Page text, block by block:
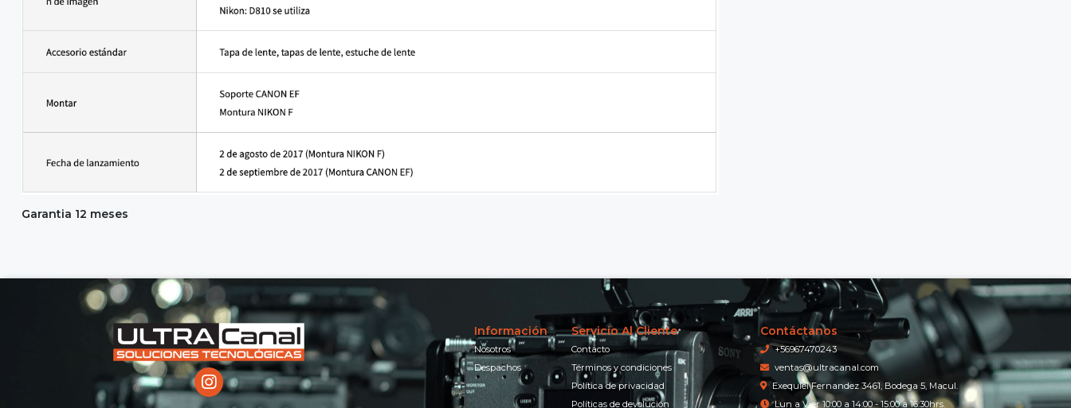
Garantia 12 meses
Información
Nosotros
Despachos
Servicio Al Cliente
Contacto
Términos y condiciones
Política de privacidad
Políticas de devolución
Contáctanos
+56967470243
ventas@ultracanal.com
Exequiel Fernandez 3461, Bodega 5, Macul.
Lun a Vier 10:00 a 14:00 - 15:00 a 16:30hrs.